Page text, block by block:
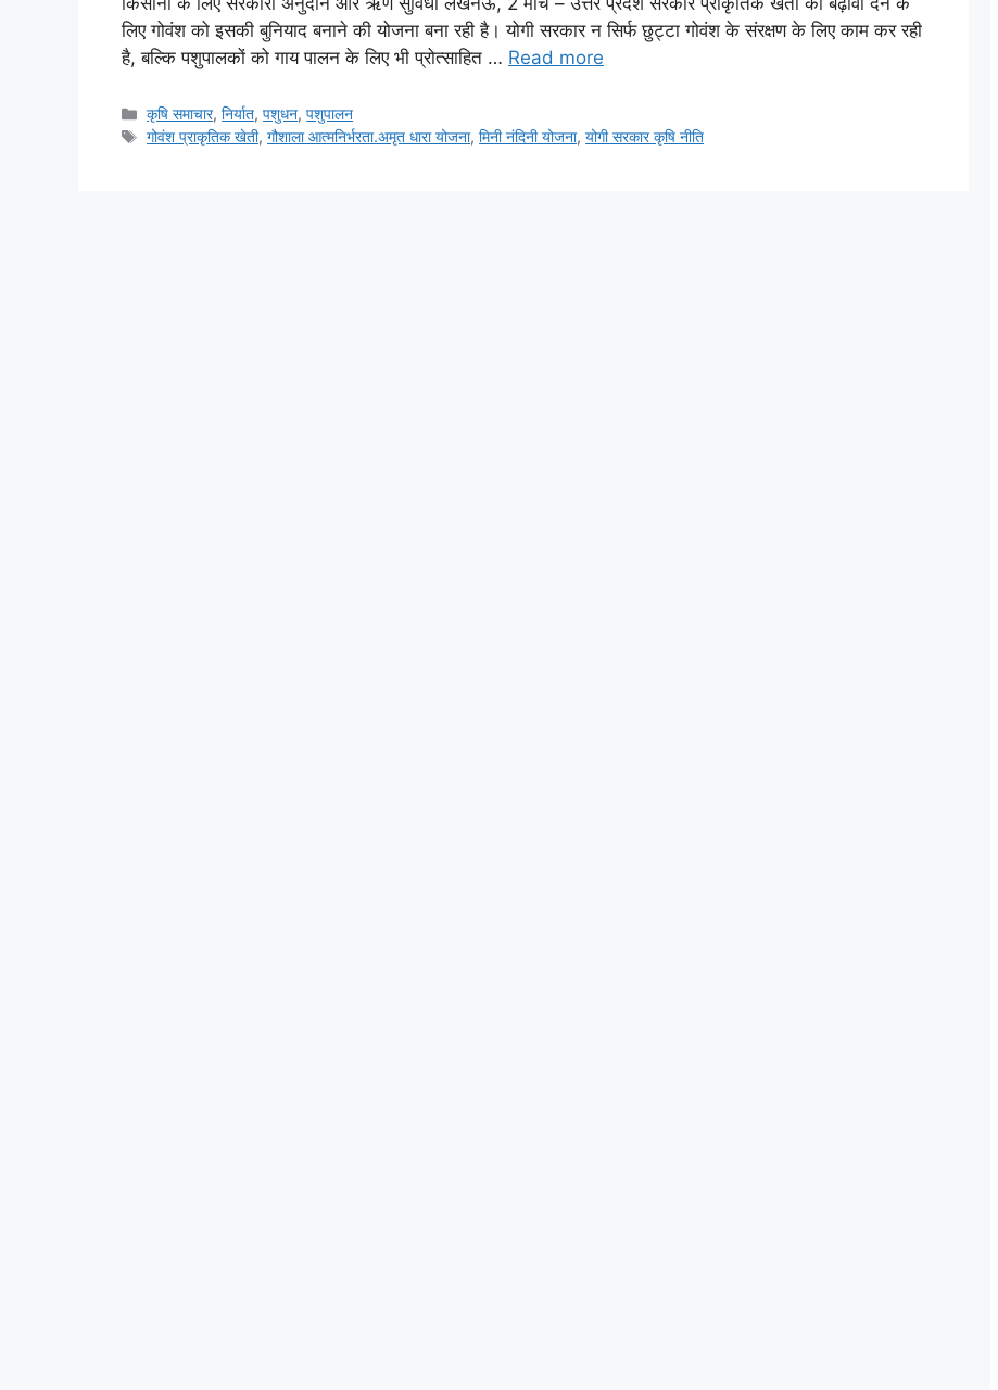
लिए गोवंश को इसकी बुनियाद बनाने की योजना बना रही है। योगी सरकार न सिर्फ छुट्टा गोवंश के संरक्षण के लिए काम कर रही
है, बल्कि पशुपालकों को गाय पालन के लिए भी प्रोत्साहित … Read more
कृषि समाचार,निर्यात,पशुधन,पशुपालन
गोवंश प्राकृतिक खेती,गौशाला आत्मनिर्भरता.अमृत धारा योजना,मिनी नंदिनी योजना,योगी सरकार कृषि नीति